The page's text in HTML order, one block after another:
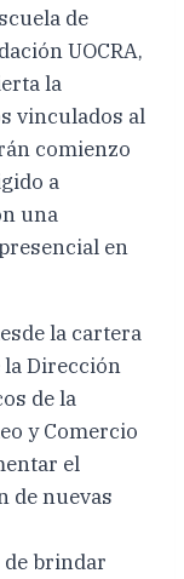
de
UOCRA,
la
vinculados al
comienzo
a
una
en
la cartera
la Dirección
de la
y Comercio
el
de nuevas
de brindar